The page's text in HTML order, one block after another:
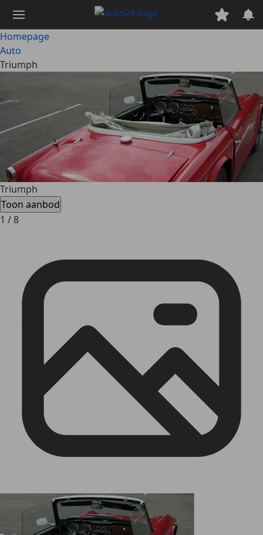
naar
hoofdinhoud
Homepage
Auto
Triumph
Triumph
Toon aanbod
1 / 8